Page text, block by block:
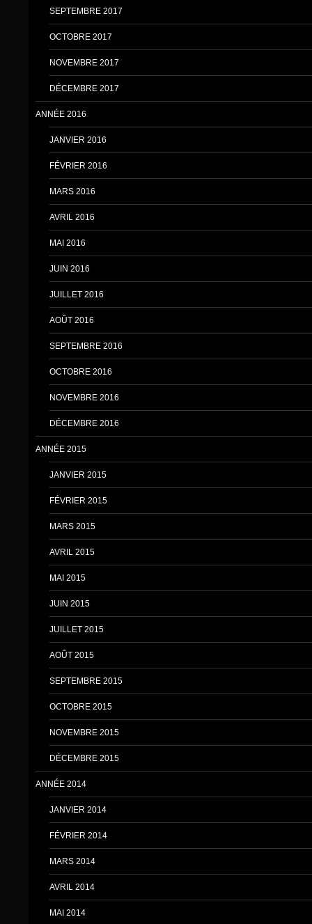
SEPTEMBRE 2017
OCTOBRE 2017
NOVEMBRE 2017
DÉCEMBRE 2017
ANNÉE 2016
JANVIER 2016
FÉVRIER 2016
MARS 2016
AVRIL 2016
MAI 2016
JUIN 2016
JUILLET 2016
AOÛT 2016
SEPTEMBRE 2016
OCTOBRE 2016
NOVEMBRE 2016
DÉCEMBRE 2016
ANNÉE 2015
JANVIER 2015
FÉVRIER 2015
MARS 2015
AVRIL 2015
MAI 2015
JUIN 2015
JUILLET 2015
AOÛT 2015
SEPTEMBRE 2015
OCTOBRE 2015
NOVEMBRE 2015
DÉCEMBRE 2015
ANNÉE 2014
JANVIER 2014
FÉVRIER 2014
MARS 2014
AVRIL 2014
MAI 2014